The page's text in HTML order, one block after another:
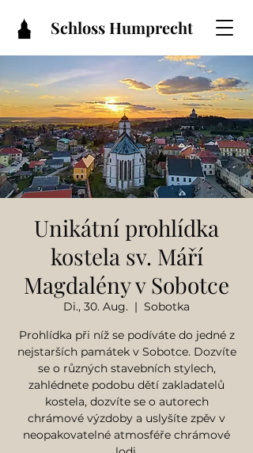
Schloss Humprecht
Unikátní prohlídka
kostela sv. Máří
Magdalény v Sobotce
Di., 30. Aug.
  |
Sobotka
Prohlídka při níž se podíváte do jedné z
nejstarších památek v Sobotce. Dozvíte
se o různých stavebních stylech,
zahlédnete podobu dětí zakladatelů
kostela, dozvíte se o autorech
chrámové výzdoby a uslyšíte zpěv v
neopakovatelné atmosféře chrámové